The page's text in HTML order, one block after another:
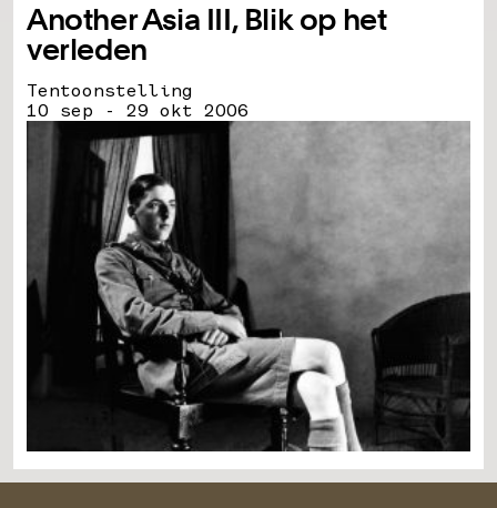
Another Asia III, Blik op het
verleden
Tentoonstelling
10 sep - 29 okt 2006